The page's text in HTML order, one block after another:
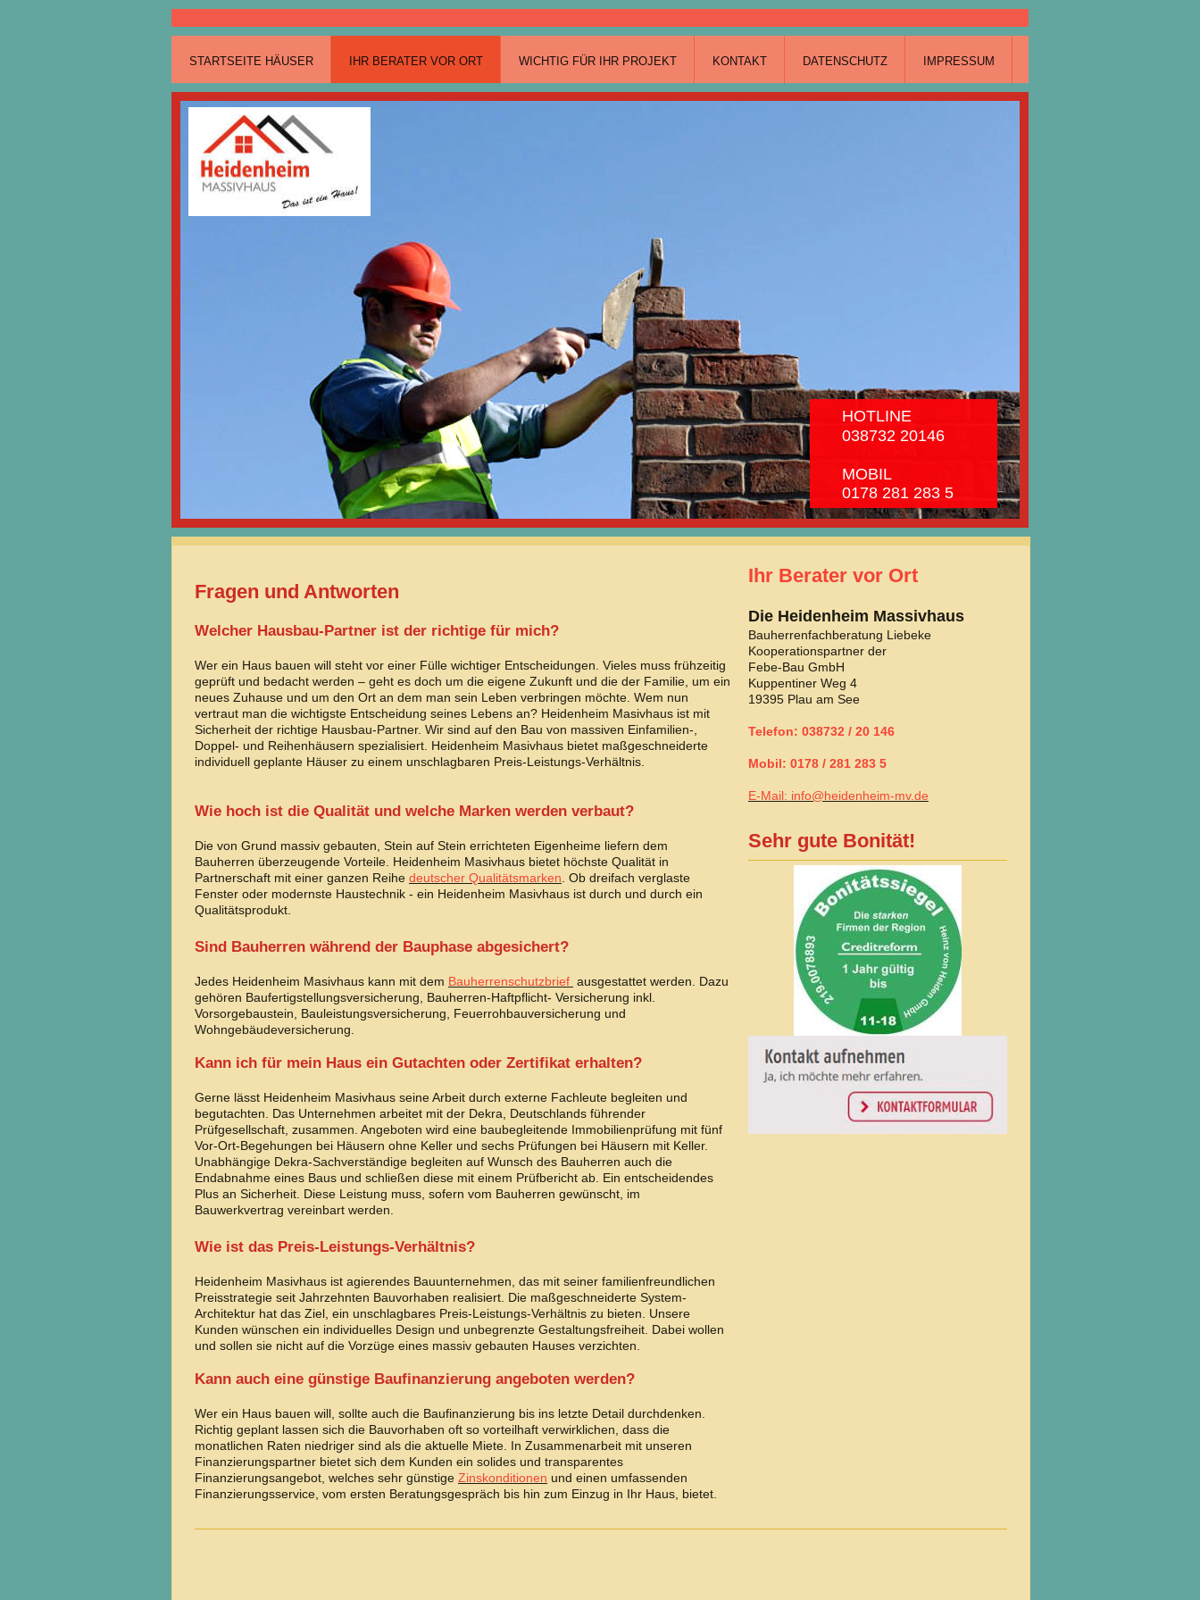
STARTSEITE HÄUSER IHR BERATER VOR ORT WICHTIG FÜR IHR PROJEKT KONTAKT DATENSCHUTZ IMPRESSUM
HOTLINE
038732 20146
MOBIL
0178 281 283 5
Fragen und Antworten
Welcher Hausbau-Partner ist der richtige für mich?
Wer ein Haus bauen will steht vor einer Fülle wichtiger Entscheidungen. Vieles muss frühzeitig
geprüft und bedacht werden – geht es doch um die eigene Zukunft und die der Familie, um ein
neues Zuhause und um den Ort an dem man sein Leben verbringen möchte. Wem nun
vertraut man die wichtigste Entscheidung seines Lebens an? Heidenheim Masivhaus ist mit
Sicherheit der richtige Hausbau-Partner. Wir sind auf den Bau von massiven Einfamilien-,
Doppel- und Reihenhäusern spezialisiert. Heidenheim Masivhaus bietet maßgeschneiderte
individuell geplante Häuser zu einem unschlagbaren Preis-Leistungs-Verhältnis.
Wie hoch ist die Qualität und welche Marken werden verbaut?
Die von Grund massiv gebauten, Stein auf Stein errichteten Eigenheime liefern dem
Bauherren überzeugende Vorteile. Heidenheim Masivhaus bietet höchste Qualität in
Partnerschaft mit einer ganzen Reihe deutscher Qualitätsmarken . Ob dreifach verglaste
Fenster oder modernste Haustechnik - ein Heidenheim Masivhaus ist durch und durch ein
Qualitätsprodukt.
Sind Bauherren während der Bauphase abgesichert?
Jedes Heidenheim Masivhaus kann mit dem Bauherrenschutzbrief ausgestattet werden. Dazu
gehören Baufertigstellungsversicherung, Bauherren-Haftpflicht- Versicherung inkl.
Vorsorgebaustein, Bauleistungsversicherung, Feuerrohbauversicherung und
Wohngebäudeversicherung.
Kann ich für mein Haus ein Gutachten oder Zertifikat erhalten?
Gerne lässt Heidenheim Masivhaus seine Arbeit durch externe Fachleute begleiten und
begutachten. Das Unternehmen arbeitet mit der Dekra, Deutschlands führender
Prüfgesellschaft, zusammen. Angeboten wird eine baubegleitende Immobilienprüfung mit fünf
Vor-Ort-Begehungen bei Häusern ohne Keller und sechs Prüfungen bei Häusern mit Keller.
Unabhängige Dekra-Sachverständige begleiten auf Wunsch des Bauherren auch die
Endabnahme eines Baus und schließen diese mit einem Prüfbericht ab. Ein entscheidendes
Plus an Sicherheit. Diese Leistung muss, sofern vom Bauherren gewünscht, im
Bauwerkvertrag vereinbart werden.
Wie ist das Preis-Leistungs-Verhältnis?
Heidenheim Masivhaus ist agierendes Bauunternehmen, das mit seiner familienfreundlichen
Preisstrategie seit Jahrzehnten Bauvorhaben realisiert. Die maßgeschneiderte System-
Architektur hat das Ziel, ein unschlagbares Preis-Leistungs-Verhältnis zu bieten. Unsere
Kunden wünschen ein individuelles Design und unbegrenzte Gestaltungsfreiheit. Dabei wollen
und sollen sie nicht auf die Vorzüge eines massiv gebauten Hauses verzichten.
Kann auch eine günstige Baufinanzierung angeboten werden?
Wer ein Haus bauen will, sollte auch die Baufinanzierung bis ins letzte Detail durchdenken.
Richtig geplant lassen sich die Bauvorhaben oft so vorteilhaft verwirklichen, dass die
monatlichen Raten niedriger sind als die aktuelle Miete. In Zusammenarbeit mit unseren
Finanzierungspartner bietet sich dem Kunden ein solides und transparentes
Finanzierungsangebot, welches sehr günstige Zinskonditionen und einen umfassenden
Finanzierungsservice, vom ersten Beratungsgespräch bis hin zum Einzug in Ihr Haus, bietet.
Ihr Berater vor Ort
Die Heidenheim Massivhaus
Bauherrenfachberatung Liebeke
Kooperationspartner der
Febe-Bau GmbH
Kuppentiner Weg 4
19395 Plau am See
Telefon: 038732 / 20 146
Mobil: 0178 / 281 283 5
E-Mail: info@heidenheim-mv.de
Sehr gute Bonität!